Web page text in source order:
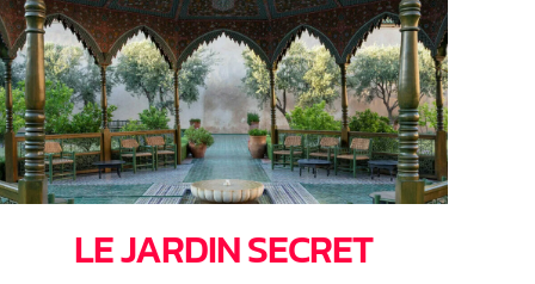
LE JARDIN SECRET